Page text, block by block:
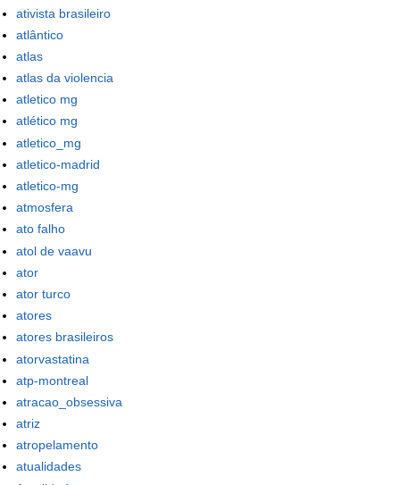
ativista brasileiro
atlântico
atlas
atlas da violencia
atletico mg
atlético mg
atletico_mg
atletico-madrid
atletico-mg
atmosfera
ato falho
atol de vaavu
ator
ator turco
atores
atores brasileiros
atorvastatina
atp-montreal
atracao_obsessiva
atriz
atropelamento
atualidades